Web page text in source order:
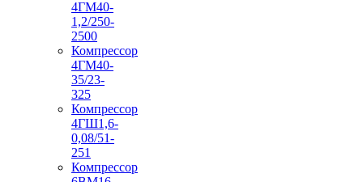
4ГМ40-
1,2/250-
2500
Компрессор
4ГМ40-
35/23-
325
Компрессор
4ГШ1,6-
0,08/51-
251
Компрессор